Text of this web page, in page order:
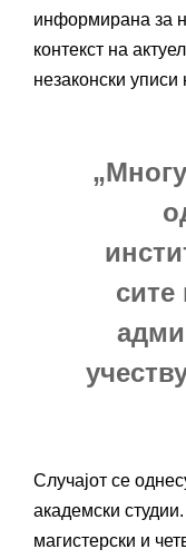
информирана за
контекст на
незаконски уписи
сите
Случајот се
академски
магистерски и